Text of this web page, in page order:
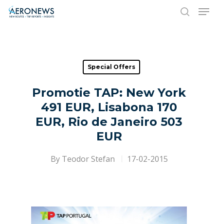
Hit enter to search or ESC to close
Special Offers
Promotie TAP: New York
491 EUR, Lisabona 170
EUR, Rio de Janeiro 503
EUR
By Teodor Stefan 17-02-2015